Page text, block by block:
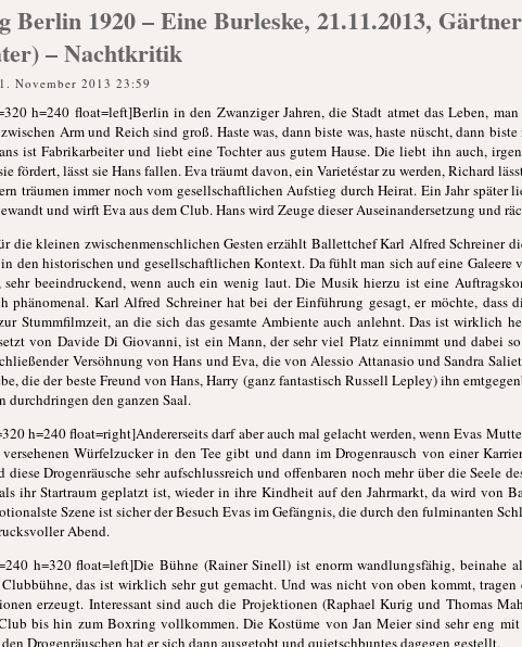
Berlin 1920 – Eine Burleske, 21.11.2013,
– Nachtkritik
November 2013 23:59
h=240 float=left]Berlin in den Zwanziger Jahren, die Stadt atmet das Leben,
Arm und Reich sind groß. Haste was, dann biste was, haste nüscht, dann
ist Fabrikarbeiter und liebt eine Tochter aus gutem Hause. Die liebt ihn auch,
fördert, lässt sie Hans fallen. Eva träumt davon, ein Varietéstar zu werden, Richard
träumen immer noch vom gesellschaftlichen Aufstieg durch Heirat. Ein Jahr später
und wirft Eva aus dem Club. Hans wird Zeuge dieser Auseinandersetzung und
die kleinen zwischenmenschlichen Gesten erzählt Ballettchef Karl Alfred Schreiner
den historischen und gesellschaftlichen Kontext. Da fühlt man sich auf eine Galeere
sehr beeindruckend, wenn auch ein wenig laut. Die Musik hierzu ist eine
phänomenal. Karl Alfred Schreiner hat bei der Einführung gesagt, er möchte, dass
Stummfilmzeit, an die sich das gesamte Ambiente auch anlehnt. Das ist wirklich
von Davide Di Giovanni, ist ein Mann, der sehr viel Platz einnimmt und dabei
Versöhnung von Hans und Eva, die von Alessio Attanasio und Sandra
die der beste Freund von Hans, Harry (ganz fantastisch Russell Lepley) ihn
durchdringen den ganzen Saal.
h=240 float=right]Andererseits darf aber auch mal gelacht werden, wenn Evas
Würfelzucker in den Tee gibt und dann im Drogenrausch von einer
diese Drogenräusche sehr aufschlussreich und offenbaren noch mehr über die Seele
ihr Startraum geplatzt ist, wieder in ihre Kindheit auf den Jahrmarkt, da wird von
Szene ist sicher der Besuch Evas im Gefängnis, die durch den fulminanten
Abend.
h=320 float=left]Die Bühne (Rainer Sinell) ist enorm wandlungsfähig, beinahe
das ist wirklich sehr gut gemacht. Und was nicht von oben kommt,
erzeugt. Interessant sind auch die Projektionen (Raphael Kurig und Thomas
bis hin zum Boxring vollkommen. Die Kostüme von Jan Meier sind sehr eng
Drogenräuschen hat er sich dann ausgetobt und quietschbuntes dagegen gestellt.